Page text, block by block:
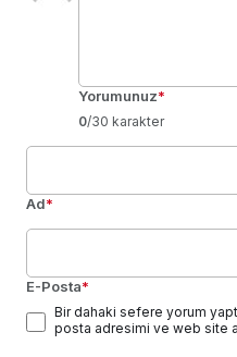
Yorumunuz*
0/30 karakter
Ad*
E-Posta*
Bir dahaki sefere yorum
posta adresimi ve web site